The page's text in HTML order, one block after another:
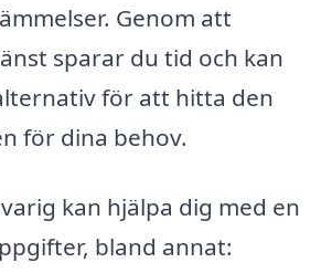
Genom att
sparar du tid och kan
för att hitta den
för dina behov.
kan hjälpa dig med en
bland annat: